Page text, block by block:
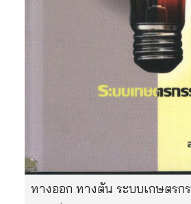
ทางออก ทางตัน ระบบเกษตรก